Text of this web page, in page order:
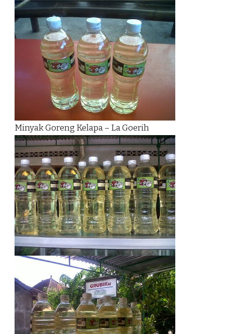
Minyak Goreng Kelapa – La Goerih